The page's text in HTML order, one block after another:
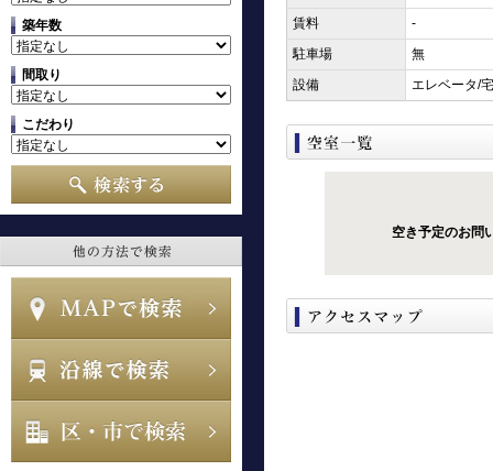
築年数
間取り
こだわり
賃料
-
駐車場
無
設備
エレベータ/
空き予定のお問